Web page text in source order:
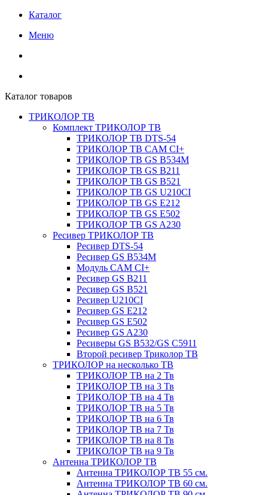
Каталог
Меню
Каталог товаров
ТРИКОЛОР ТВ
Комплект ТРИКОЛОР ТВ
ТРИКОЛОР ТВ DTS-54
ТРИКОЛОР ТВ CAM CI+
ТРИКОЛОР ТВ GS B534M
ТРИКОЛОР ТВ GS B211
ТРИКОЛОР ТВ GS B521
ТРИКОЛОР ТВ GS U210CI
ТРИКОЛОР ТВ GS E212
ТРИКОЛОР ТВ GS E502
ТРИКОЛОР ТВ GS A230
Ресивер ТРИКОЛОР ТВ
Ресивер DTS-54
Ресивер GS B534M
Модуль CAM CI+
Ресивер GS B211
Ресивер GS B521
Ресивер U210CI
Ресивер GS E212
Ресивер GS E502
Ресивер GS A230
Ресиверы GS B532/GS C5911
Второй ресивер Триколор ТВ
ТРИКОЛОР на несколько ТВ
ТРИКОЛОР ТВ на 2 Тв
ТРИКОЛОР ТВ на 3 Тв
ТРИКОЛОР ТВ на 4 Тв
ТРИКОЛОР ТВ на 5 Тв
ТРИКОЛОР ТВ на 6 Тв
ТРИКОЛОР ТВ на 7 Тв
ТРИКОЛОР ТВ на 8 Тв
ТРИКОЛОР ТВ на 9 Тв
Антенна ТРИКОЛОР ТВ
Антенна ТРИКОЛОР ТВ 55 см.
Антенна ТРИКОЛОР ТВ 60 см.